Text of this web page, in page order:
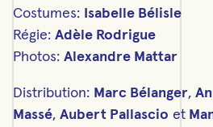
Costumes: Isabelle Bélisle
Régie: Adèle Rodrigue
Photos: Alexandre Mattar
Distribution: Marc Bélanger,
Massé, Aubert Pallascio et